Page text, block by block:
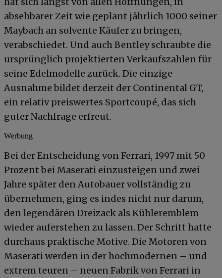
absehbarer Zeit wie geplant jährlich 1000 seiner
Maybach an solvente Käufer zu bringen,
verabschiedet. Und auch Bentley schraubte die
ursprünglich projektierten Verkaufszahlen für
seine Edelmodelle zurück. Die einzige
Ausnahme bildet derzeit der Continental GT,
ein relativ preiswertes Sportcoupé, das sich
guter Nachfrage erfreut.
Werbung
Bei der Entscheidung von Ferrari, 1997 mit 50
Prozent bei Maserati einzusteigen und zwei
Jahre später den Autobauer vollständig zu
übernehmen, ging es indes nicht nur darum,
den legendären Dreizack als Kühleremblem
wieder auferstehen zu lassen. Der Schritt hatte
durchaus praktische Motive. Die Motoren von
Maserati werden in der hochmodernen – und
extrem teuren – neuen Fabrik von Ferrari in